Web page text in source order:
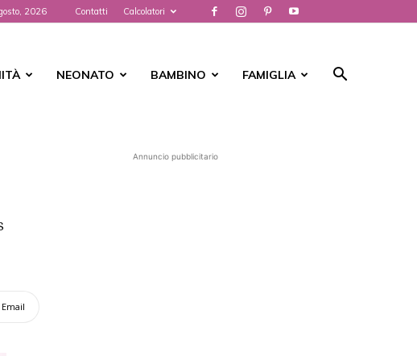
2026 Contatti Calcolatori
NEONATO BAMBINO FAMIGLIA
Email
Annuncio pubblicitario